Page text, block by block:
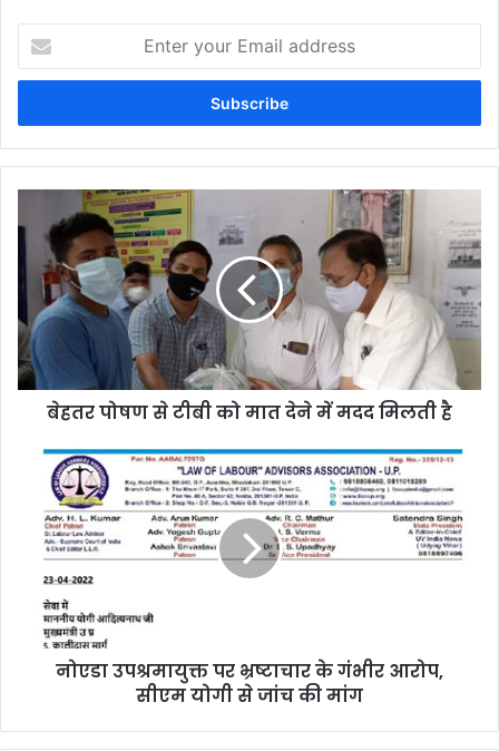
your
Email
बेहतर पोषण से टीबी को मात देने में मदद मिलती है
नोएडा उपश्रमायुक्त पर भ्रष्टाचार के गंभीर आरोप,
सीएम योगी से जांच की मांग